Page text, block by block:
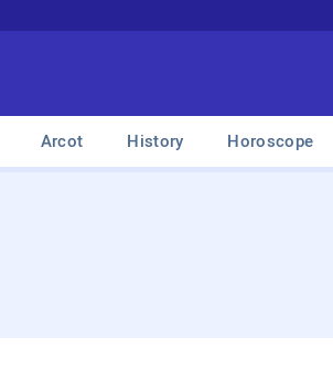
Arcot History Horoscope